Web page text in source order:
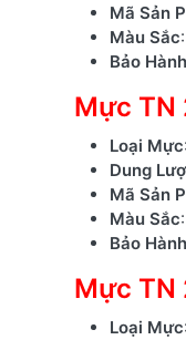
Mã Sản
Màu Sắc
Bảo Hành
Mực TN
Loại Mực
Dung
Mã Sản
Màu Sắc
Bảo Hành
Mực TN
Loại Mực